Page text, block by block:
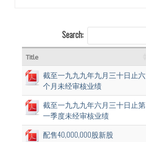
Search:
Title
截至一九九九年九月三十日止六
个月未经审核业绩
截至一九九九年六月三十日止第
一季度未经审核业绩
配售40,000,000股新股